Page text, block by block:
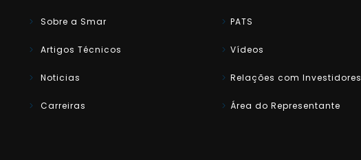
Sobre a Smar
Artigos Técnicos
Noticias
Carreiras
PATS
Vídeos
Relações com Investidores
Área do Representante